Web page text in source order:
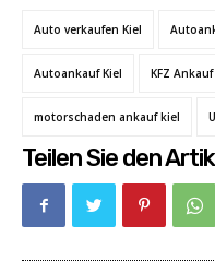
Auto verkaufen Kiel
Autoankauf Kiel KFZ Ankauf
motorschaden ankauf kiel
Teilen Sie den